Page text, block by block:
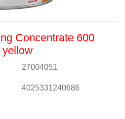
Concentrate 600
yellow
27004051
4025331240686